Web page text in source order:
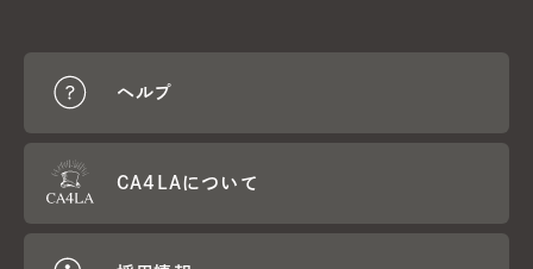
ヘルプ
CA4LAについて